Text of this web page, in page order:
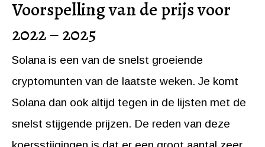
Voorspelling van de prijs voor
2022 – 2025
Solana is een van de snelst groeiende
cryptomunten van de laatste weken. Je komt
Solana dan ook altijd tegen in de lijsten met de
snelst stijgende prijzen. De reden van deze